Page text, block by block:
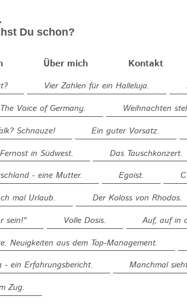
Du schon?
Über mich Kontakt
Vier Zahlen für ein Halleluja.
The Voice of Germany.
Weihnachten
Schnauze! Ein guter Vorsatz.
Fernost in Südwest. Das Tauschkonzert.
- eine Mutter. Egoist.
mal Urlaub. Der Koloss von Rhodos.
sein!" Volle Dosis.
Auf, auf in
Neuigkeiten aus dem Top-Management.
- ein Erfahrungsbericht.
Manchmal
Zug.